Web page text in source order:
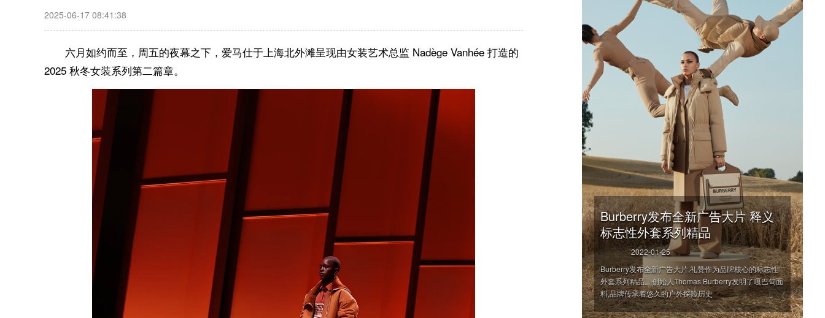
2025-06-17 08:41:38
六月如约而至，周五的夜幕之下，爱马仕于上海北外滩呈现由女装艺术总监 Nadège Vanhée 打造的
2025 秋冬女装系列第二篇章。
Burberry发布全新广告大片 释义
标志性外套系列精品
2022-01-25
Burberry发布全新广告大片,礼赞作为品牌核心的标志性
外套系列精品。创始人Thomas Burberry发明了嘎巴甸面
料,品牌传承着悠久的户外探险历史